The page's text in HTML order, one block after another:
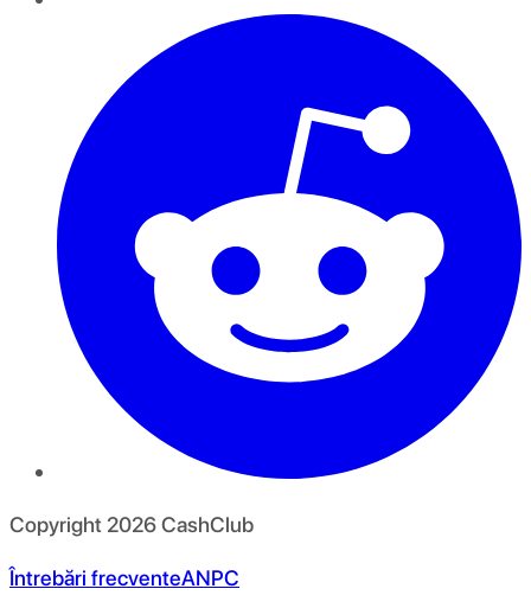
Copyright 2026CashClub
Întrebări frecventeANPC